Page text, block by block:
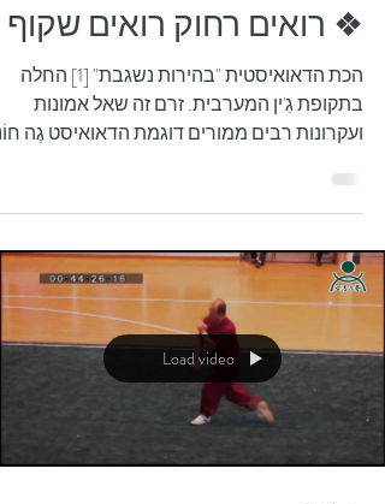
Abi Moriya
14 בדצמ׳ 2021
❖ רואים רחוק רואים שקוף
הכת הדאואיסטית "בהירות נשגבת" [1] החלה
בתקופת גִ'ין המערבית. זרם זה שאל אמונות
Load video